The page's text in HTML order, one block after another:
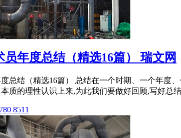
员年度总结（精选16篇） 瑞文网
总结（精选16篇） 总结在一个时期、一个年度
质的理性认识上来,为此我们要做好回顾,写好总结
8511